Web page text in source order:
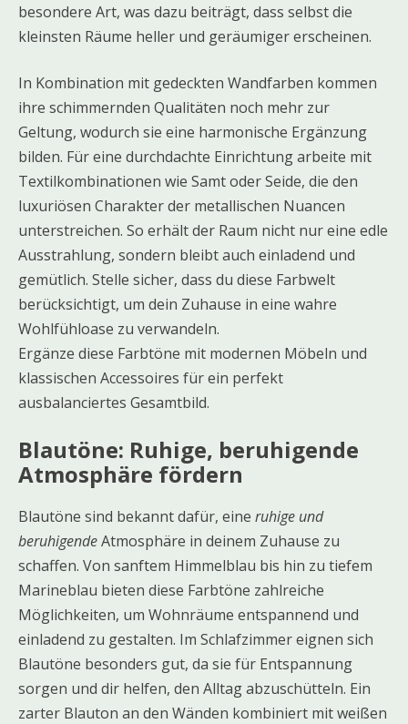
besondere Art, was dazu beiträgt, dass selbst die
kleinsten Räume heller und geräumiger erscheinen.
In Kombination mit gedeckten Wandfarben kommen
ihre schimmernden Qualitäten noch mehr zur
Geltung, wodurch sie eine harmonische Ergänzung
bilden. Für eine durchdachte Einrichtung arbeite mit
Textilkombinationen wie Samt oder Seide, die den
luxuriösen Charakter der metallischen Nuancen
unterstreichen. So erhält der Raum nicht nur eine edle
Ausstrahlung, sondern bleibt auch einladend und
gemütlich. Stelle sicher, dass du diese Farbwelt
berücksichtigt, um dein Zuhause in eine wahre
Wohlfühloase zu verwandeln.
Ergänze diese Farbtöne mit modernen Möbeln und
klassischen Accessoires für ein perfekt
ausbalanciertes Gesamtbild.
Blautöne: Ruhige, beruhigende
Atmosphäre fördern
Blautöne sind bekannt dafür, eine ruhige und
beruhigendeAtmosphäre in deinem Zuhause zu
schaffen. Von sanftem Himmelblau bis hin zu tiefem
Marineblau bieten diese Farbtöne zahlreiche
Möglichkeiten, um Wohnräume entspannend und
einladend zu gestalten. Im Schlafzimmer eignen sich
Blautöne besonders gut, da sie für Entspannung
sorgen und dir helfen, den Alltag abzuschütteln. Ein
zarter Blauton an den Wänden kombiniert mit weißen